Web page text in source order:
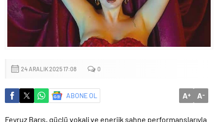
24 ARALIK 2025 17:08 0
ABONE OL A+ A-
Feyruz Barış, güçlü vokali ve enerjik sahne performanslarıyla